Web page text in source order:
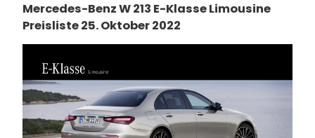
Mercedes-Benz W 213 E-Klasse Limousine
Preisliste 25. Oktober 2022